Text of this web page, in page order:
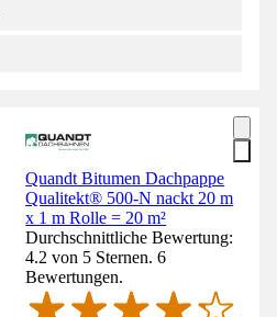
Quandt Bitumen Dachpappe
Qualitekt® 500-N nackt 20 m
x 1 m Rolle = 20 m²
Durchschnittliche Bewertung:
4.2 von 5 Sternen. 6
Bewertungen.